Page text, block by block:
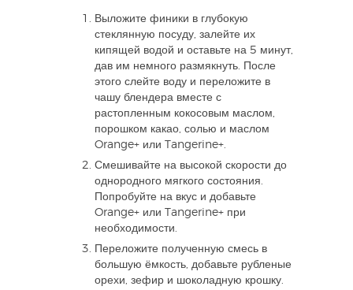
Выложите финики в глубокую
стеклянную посуду, залейте их
кипящей водой и оставьте на 5 минут,
дав им немного размякнуть. После
этого слейте воду и переложите в
чашу блендера вместе с
растопленным кокосовым маслом,
порошком какао, солью и маслом
Orange+ или Tangerine+.
Смешивайте на высокой скорости до
однородного мягкого состояния.
Попробуйте на вкус и добавьте
Orange+ или Tangerine+ при
необходимости.
Переложите полученную смесь в
большую ёмкость, добавьте рубленые
орехи, зефир и шоколадную крошку.